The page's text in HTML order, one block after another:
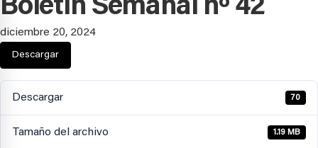
Boletín Semanal nº 42
diciembre 20, 2024
Descargar
Descargar 70
Tamaño del archivo 1.19 MB